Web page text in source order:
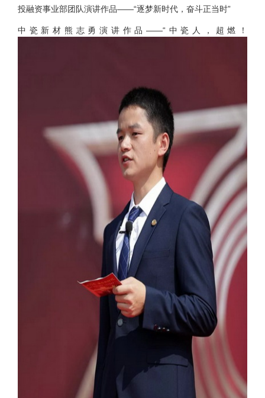
投融资事业部团队演讲作品——“逐梦新时代，奋斗正当时”
中瓷新材熊志勇演讲作品——“中瓷人，超燃！